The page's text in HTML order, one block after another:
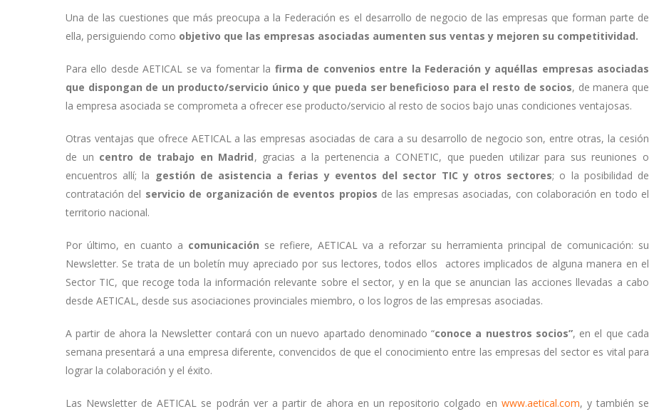
Una de las cuestiones que más preocupa a la Federación es el desarrollo de negocio de las empresas que forman parte de
ella, persiguiendo como objetivo que las empresas asociadas aumenten sus ventas y mejoren su competitividad.
Para ello desde AETICAL se va fomentar la firma de convenios entre la Federación y aquéllas empresas asociadas
que dispongan de un producto/servicio único y que pueda ser beneficioso para el resto de socios, de manera que
la empresa asociada se comprometa a ofrecer ese producto/servicio al resto de socios bajo unas condiciones ventajosas.
Otras ventajas que ofrece AETICAL a las empresas asociadas de cara a su desarrollo de negocio son, entre otras, la cesión
de un centro de trabajo en Madrid, gracias a la pertenencia a CONETIC, que pueden utilizar para sus reuniones o
encuentros allí; la gestión de asistencia a ferias y eventos del sector TIC y otros sectores; o la posibilidad de
contratación del servicio de organización de eventos propios de las empresas asociadas, con colaboración en todo el
territorio nacional.
Por último, en cuanto a comunicación se refiere, AETICAL va a reforzar su herramienta principal de comunicación: su
Newsletter. Se trata de un boletín muy apreciado por sus lectores, todos ellos actores implicados de alguna manera en el
Sector TIC, que recoge toda la información relevante sobre el sector, y en la que se anuncian las acciones llevadas a cabo
desde AETICAL, desde sus asociaciones provinciales miembro, o los logros de las empresas asociadas.
A partir de ahora la Newsletter contará con un nuevo apartado denominado “conoce a nuestros socios”, en el que cada
semana presentará a una empresa diferente, convencidos de que el conocimiento entre las empresas del sector es vital para
lograr la colaboración y el éxito.
Las Newsletter de AETICAL se podrán ver a partir de ahora en un repositorio colgado en www.aetical.com, y también se